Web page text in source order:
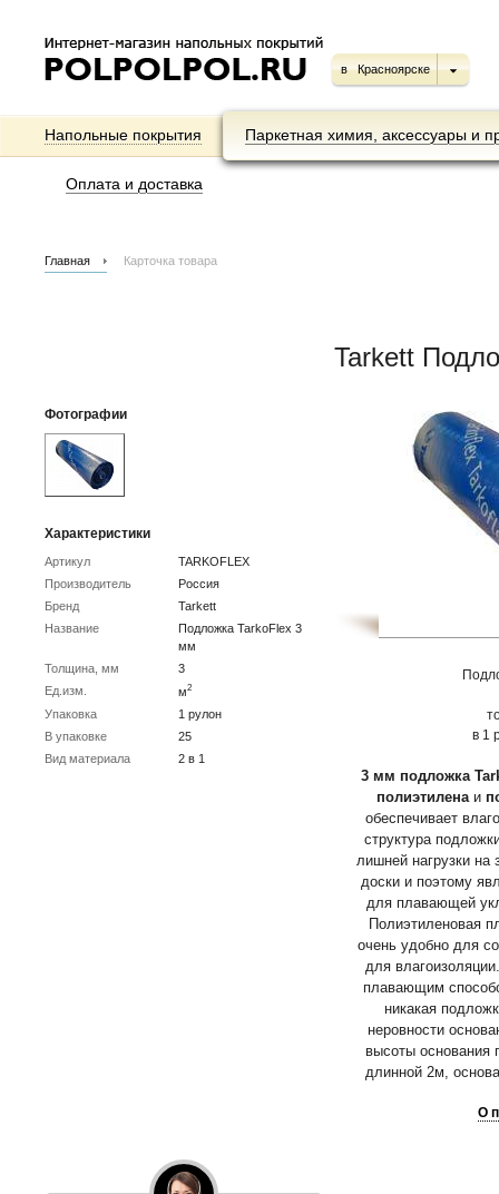
в Красноярске
Напольные покрытия Паркетная химия, аксессуары и
Оплата и доставка
Главная Карточка товара
Tarkett
Фотографии
Характеристики
Артикул
TARKOFLEX
Производитель
Россия
Бренд
Tarkett
Название
Подложка TarkoFlex 3
мм
Толщина, мм
3
Ед.изм.
м2
Упаковка
1 рулон
В упаковке
25
Вид материала
2 в 1
в 1
3 мм подложка
полиэтиленаи
обеспечивает
структура
лишней нагрузки на
доски и поэтому
для плавающей
Полиэтиленовая
очень удобно для
для
плавающим
никакая
неровности
высоты основания
длинной 2м,
О